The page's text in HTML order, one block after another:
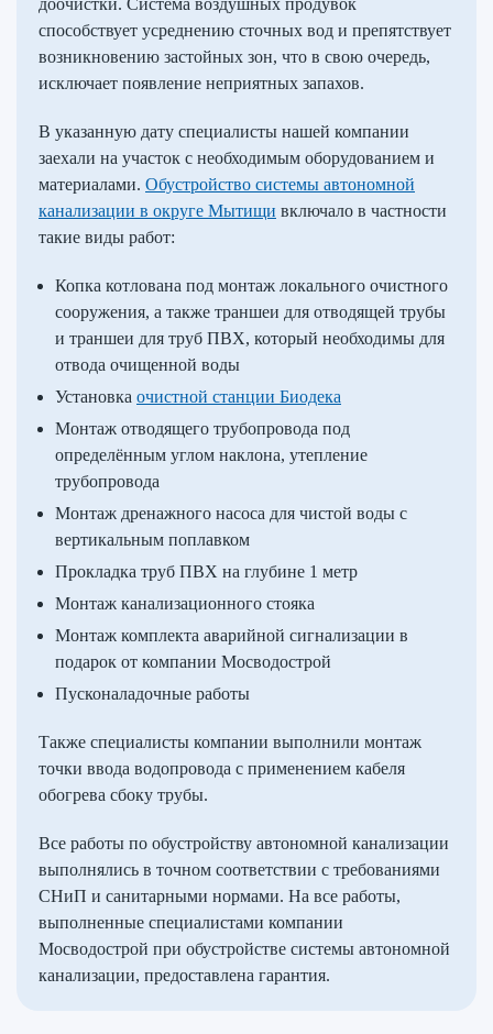
доочистки. Система воздушных продувок
способствует усреднению сточных вод и препятствует
возникновению застойных зон, что в свою очередь,
исключает появление неприятных запахов.
В указанную дату специалисты нашей компании
заехали на участок с необходимым оборудованием и
материалами. Обустройство системы автономной
канализации в округе Мытищи включало в частности
такие виды работ:
Копка котлована под монтаж локального очистного
сооружения, а также траншеи для отводящей трубы
и траншеи для труб ПВХ, который необходимы для
отвода очищенной воды
Установка очистной станции Биодека
Монтаж отводящего трубопровода под
определённым углом наклона, утепление
трубопровода
Монтаж дренажного насоса для чистой воды с
вертикальным поплавком
Прокладка труб ПВХ на глубине 1 метр
Монтаж канализационного стояка
Монтаж комплекта аварийной сигнализации в
подарок от компании Мосводострой
Пусконаладочные работы
Также специалисты компании выполнили монтаж
точки ввода водопровода с применением кабеля
обогрева сбоку трубы.
Все работы по обустройству автономной канализации
выполнялись в точном соответствии с требованиями
СНиП и санитарными нормами. На все работы,
выполненные специалистами компании
Мосводострой при обустройстве системы автономной
канализации, предоставлена гарантия.